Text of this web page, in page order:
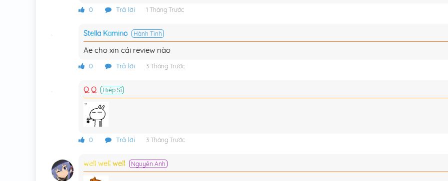
0 Trả lời 1 Tháng Trước
Stella Kamino Hành Tinh
Ae cho xin cái review nào
0 Trả lời 3 Tháng Trước
Q Q Hiệp Sĩ
0 Trả lời 3 Tháng Trước
well well well Nguyên Anh